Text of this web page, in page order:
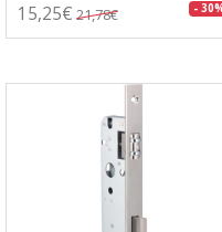
15,25€ 21,78€ -